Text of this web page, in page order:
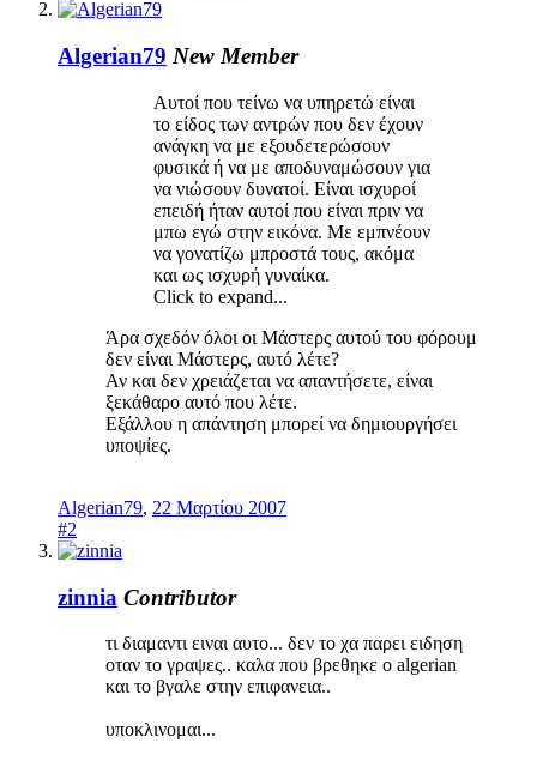
Algerian79 New Member
Αυτοί που τείνω να υπηρετώ είναι
το είδος των αντρών που δεν έχουν
ανάγκη να με εξουδετερώσουν
φυσικά ή να με αποδυναμώσουν για
να νιώσουν δυνατοί. Είναι ισχυροί
επειδή ήταν αυτοί που είναι πριν να
μπω εγώ στην εικόνα. Με εμπνέουν
να γονατίζω μπροστά τους, ακόμα
και ως ισχυρή γυναίκα.
Click to expand...
Άρα σχεδόν όλοι οι Μάστερς αυτού του φόρουμ
δεν είναι Μάστερς, αυτό λέτε?
Αν και δεν χρειάζεται να απαντήσετε, είναι
ξεκάθαρο αυτό που λέτε.
Εξάλλου η απάντηση μπορεί να δημιουργήσει
υποψίες.
Algerian79, 22 Μαρτίου 2007
#2
zinnia Contributor
τι διαμαντι ειναι αυτο... δεν το χα παρει ειδηση
οταν το γραψες.. καλα που βρεθηκε ο algerian
και το βγαλε στην επιφανεια..
υποκλινομαι...